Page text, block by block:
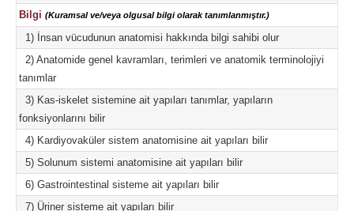
Bilgi (Kuramsal ve/veya olgusal bilgi olarak tanımlanmıştır.)
1) İnsan vücudunun anatomisi hakkında bilgi sahibi olur
2) Anatomide genel kavramları, terimleri ve anatomik terminolojiyi
tanımlar
3) Kas-iskelet sistemine ait yapıları tanımlar, yapıların
fonksiyonlarını bilir
4) Kardiyovaküler sistem anatomisine ait yapıları bilir
5) Solunum sistemi anatomisine ait yapıları bilir
6) Gastrointestinal sisteme ait yapıları bilir
7) Üriner sisteme ait yapıları bilir